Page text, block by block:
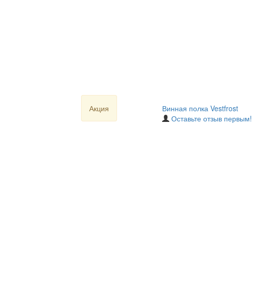
Акция
Винная полка Vestfrost
Оставьте отзыв первым!